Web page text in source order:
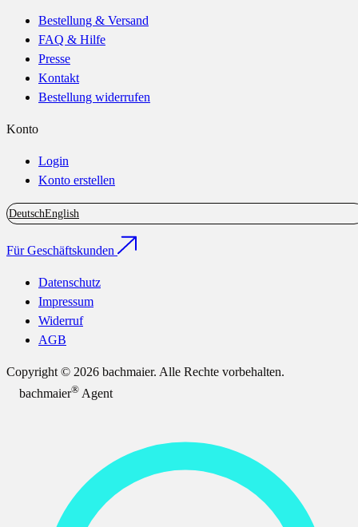
Bestellung & Versand
FAQ & Hilfe
Presse
Kontakt
Bestellung widerrufen
Konto
Login
Konto erstellen
DeutschEnglish
Für Geschäftskunden
Datenschutz
Impressum
Widerruf
AGB
Copyright © 2026 bachmaier. Alle Rechte vorbehalten.
bachmaier® Agent